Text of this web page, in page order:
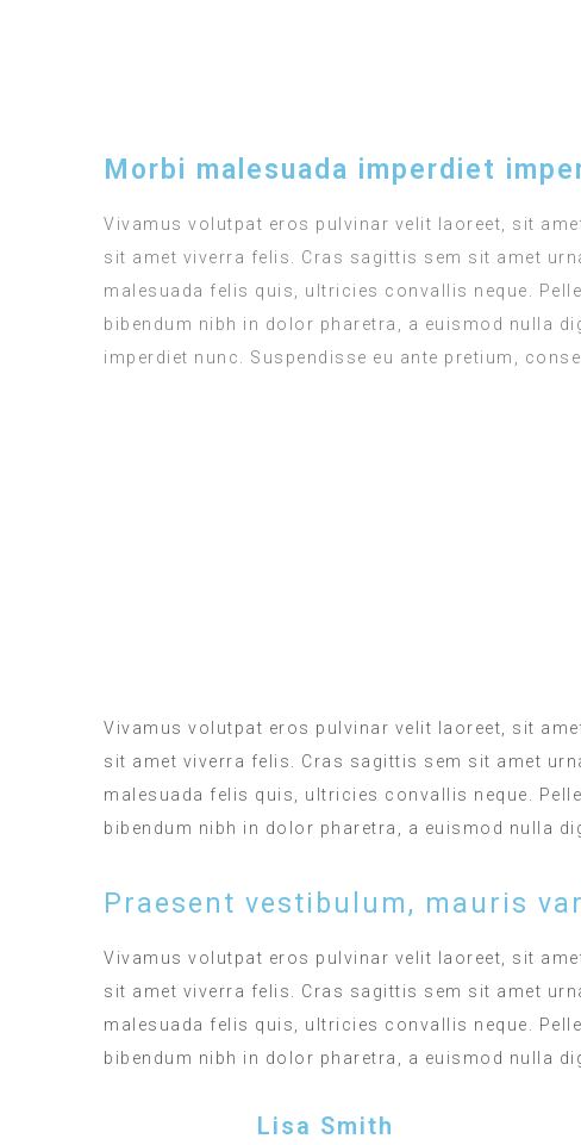
Morbi malesuada imperdiet
Vivamus volutpat eros pulvinar velit laoreet, sit
sit amet viverra felis. Cras sagittis sem sit amet
malesuada felis quis, ultricies convallis neque.
bibendum nibh in dolor pharetra, a euismod nulla
imperdiet nunc. Suspendisse eu ante pretium,
Vivamus volutpat eros pulvinar velit laoreet, sit
sit amet viverra felis. Cras sagittis sem sit amet
malesuada felis quis, ultricies convallis neque.
bibendum nibh in dolor pharetra, a euismod nulla
Praesent vestibulum, mauris
Vivamus volutpat eros pulvinar velit laoreet, sit
sit amet viverra felis. Cras sagittis sem sit amet
malesuada felis quis, ultricies convallis neque.
bibendum nibh in dolor pharetra, a euismod nulla
Lisa Smith